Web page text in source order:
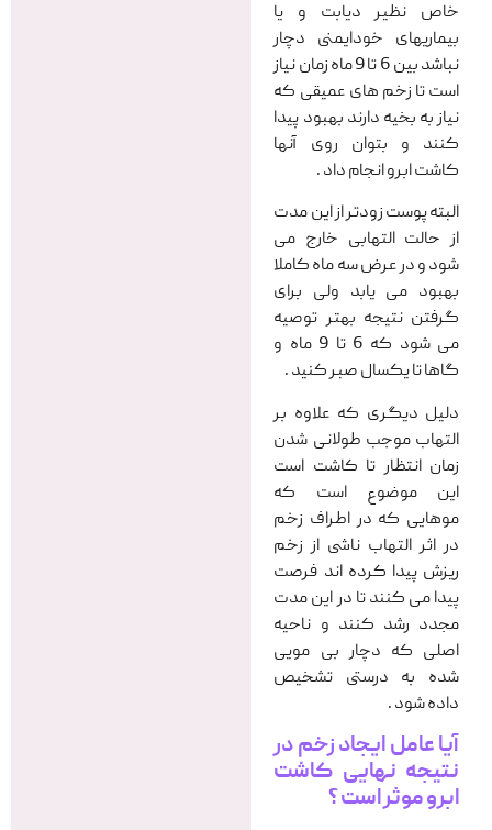
خاص نظیر دیابت و یا
بیماریهای خودایمنی دچار
نباشد بین 6 تا 9 ماه زمان نیاز
است تا زخم های عمیقی که
نیاز به بخیه دارند بهبود پیدا
کنند و بتوان روی آنها
کاشت ابرو انجام داد .
البته پوست زودتر از این مدت
از حالت التهابی خارج می
شود و در عرض سه ماه کاملا
بهبود می یابد ولی برای
گرفتن نتیجه بهتر توصیه
می شود که 6 تا 9 ماه و
گاها تا یکسال صبر کنید .
دلیل دیگری که علاوه بر
التهاب موجب طولانی شدن
زمان انتظار تا کاشت است
این موضوع است که
موهایی که در اطراف زخم
در اثر التهاب ناشی از زخم
ریزش پیدا کرده اند فرصت
پیدا می کنند تا در این مدت
مجدد رشد کنند و ناحیه
اصلی که دچار بی مویی
شده به درستی تشخیص
داده شود .
آیا عامل ایجاد زخم در
نتیجه نهایی کاشت
ابرو موثر است ؟